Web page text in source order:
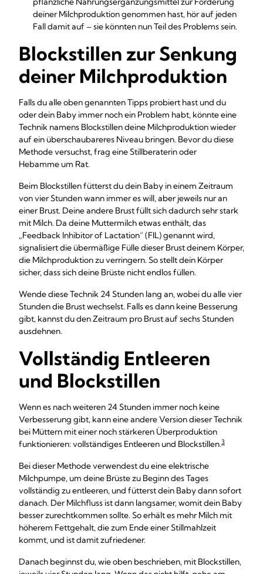
deiner Milchproduktion genommen hast, hör auf jeden
Fall damit auf – sie könnten nun Teil des Problems sein.
Blockstillen zur Senkung
deiner Milchproduktion
Falls du alle oben genannten Tipps probiert hast und du
oder dein Baby immer noch ein Problem habt, könnte eine
Technik namens Blockstillen deine Milchproduktion wieder
auf ein überschaubareres Niveau bringen. Bevor du diese
Methode versuchst, frag eine Stillberaterin oder
Hebamme um Rat.
Beim Blockstillen fütterst du dein Baby in einem Zeitraum
von vier Stunden wann immer es will, aber jeweils nur an
einer Brust. Deine andere Brust füllt sich dadurch sehr stark
mit Milch. Da deine Muttermilch etwas enthält, das
„Feedback Inhibitor of Lactation“ (FIL) genannt wird,
signalisiert die übermäßige Fülle dieser Brust deinem Körper,
die Milchproduktion zu verringern. So stellt dein Körper
sicher, dass sich deine Brüste nicht endlos füllen.
Wende diese Technik 24 Stunden lang an, wobei du alle vier
Stunden die Brust wechselst. Falls es dann keine Besserung
gibt, kannst du den Zeitraum pro Brust auf sechs Stunden
ausdehnen.
Vollständig Entleeren
und Blockstillen
Wenn es nach weiteren 24 Stunden immer noch keine
Verbesserung gibt, kann eine andere Version dieser Technik
bei Müttern mit einer noch stärkeren Überproduktion
funktionieren: vollständiges Entleeren und Blockstillen.3
Bei dieser Methode verwendest du eine elektrische
Milchpumpe, um deine Brüste zu Beginn des Tages
vollständig zu entleeren, und fütterst dein Baby dann sofort
danach. Der Milchfluss ist dann langsamer, womit dein Baby
besser zurechtkommen sollte. So erhält es mehr Milch mit
höherem Fettgehalt, die zum Ende einer Stillmahlzeit
kommt, und ist damit zufriedener.
Danach beginnst du, wie oben beschrieben, mit Blockstillen,